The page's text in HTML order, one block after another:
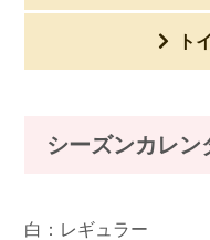
ト
シーズンカレン
白：レギュラー